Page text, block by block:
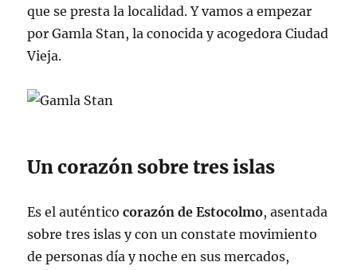
que se presta la localidad. Y vamos a empezar
por Gamla Stan, la conocida y acogedora Ciudad
Vieja.
Un corazón sobre tres islas
Es el auténticocorazón de Estocolmo, asentada
sobre tres islas y con un constate movimiento
de personas día y noche en sus mercados,